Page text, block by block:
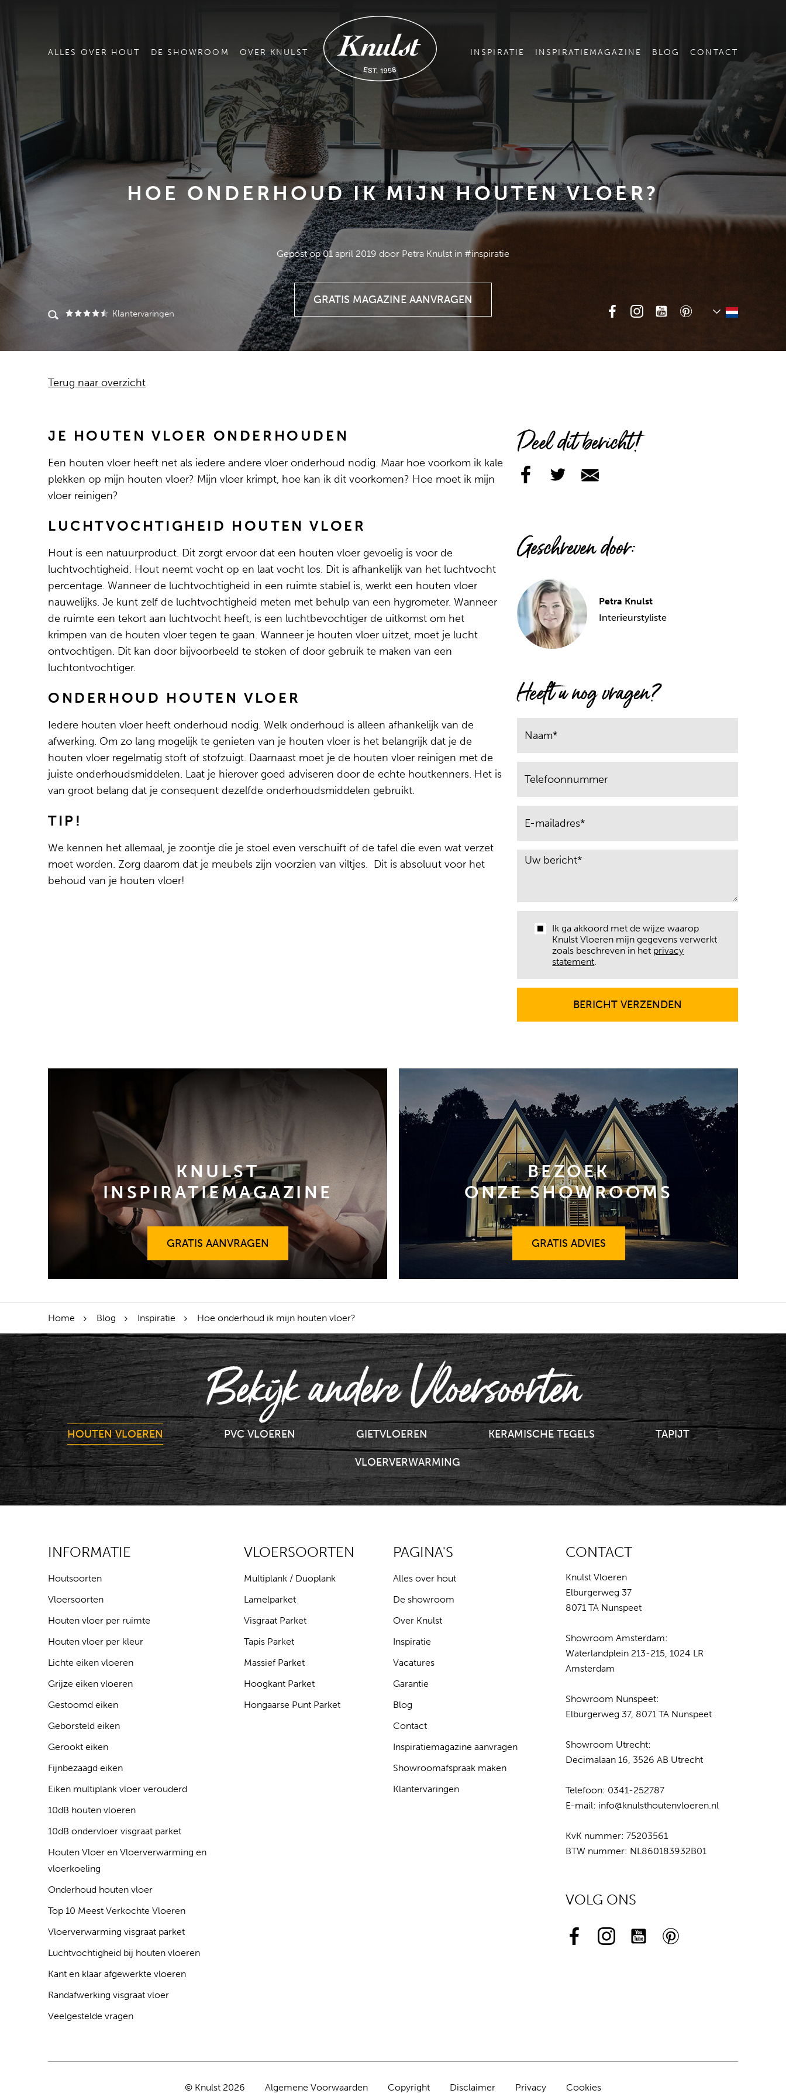
ALLES OVER HOUT DE SHOWROOM OVER KNULST INSPIRATIE INSPIRATIEMAGAZINE BLOG CONTACT
HOE ONDERHOUD IK MIJN HOUTEN VLOER?
Gepost op 01 april 2019 door Petra Knulst in #inspiratie
GRATIS MAGAZINE AANVRAGEN
GRATIS MAGAZINE AANVRAGEN
Klantervaringen
Terug naar overzicht
JE HOUTEN VLOER ONDERHOUDEN
Een houten vloer heeft net als iedere andere vloer onderhoud nodig. Maar hoe voorkom ik kale
plekken op mijn houten vloer? Mijn vloer krimpt, hoe kan ik dit voorkomen? Hoe moet ik mijn
vloer reinigen?
LUCHTVOCHTIGHEID HOUTEN VLOER
Hout is een natuurproduct. Dit zorgt ervoor dat een houten vloer gevoelig is voor de
luchtvochtigheid. Hout neemt vocht op en laat vocht los. Dit is afhankelijk van het luchtvocht
percentage. Wanneer de luchtvochtigheid in een ruimte stabiel is, werkt een houten vloer
nauwelijks. Je kunt zelf de luchtvochtigheid meten met behulp van een hygrometer. Wanneer
de ruimte een tekort aan luchtvocht heeft, is een luchtbevochtiger de uitkomst om het
krimpen van de houten vloer tegen te gaan. Wanneer je houten vloer uitzet, moet je lucht
ontvochtigen. Dit kan door bijvoorbeeld te stoken of door gebruik te maken van een
luchtontvochtiger.
ONDERHOUD HOUTEN VLOER
Iedere houten vloer heeft onderhoud nodig. Welk onderhoud is alleen afhankelijk van de
afwerking. Om zo lang mogelijk te genieten van je houten vloer is het belangrijk dat je de
houten vloer regelmatig stoft of stofzuigt. Daarnaast moet je de houten vloer reinigen met de
juiste onderhoudsmiddelen. Laat je hierover goed adviseren door de echte houtkenners. Het is
van groot belang dat je consequent dezelfde onderhoudsmiddelen gebruikt.
TIP!
We kennen het allemaal, je zoontje die je stoel even verschuift of de tafel die even wat verzet
moet worden. Zorg daarom dat je meubels zijn voorzien van viltjes. Dit is absoluut voor het
behoud van je houten vloer!
Deel dit bericht!
Geschreven door:
Petra Knulst
Interieurstyliste
Heeft u nog vragen?
Ik ga akkoord met de wijze waarop
Knulst Vloeren mijn gegevens verwerkt
zoals beschreven in het privacy
statement.
BERICHT VERZENDEN
BERICHT VERZENDEN
KNULST
INSPIRATIEMAGAZINE
GRATIS AANVRAGEN
GRATIS AANVRAGEN
BEZOEK
ONZE SHOWROOMS
GRATIS ADVIES
GRATIS ADVIES
Home Blog Inspiratie Hoe onderhoud ik mijn houten vloer?
Bekijk andere Vloersoorten
HOUTEN VLOEREN PVC VLOEREN GIETVLOEREN KERAMISCHE TEGELS TAPIJT
VLOERVERWARMING
INFORMATIE
Houtsoorten
Vloersoorten
Houten vloer per ruimte
Houten vloer per kleur
Lichte eiken vloeren
Grijze eiken vloeren
Gestoomd eiken
Geborsteld eiken
Gerookt eiken
Fijnbezaagd eiken
Eiken multiplank vloer verouderd
10dB houten vloeren
10dB ondervloer visgraat parket
Houten Vloer en Vloerverwarming en
vloerkoeling
Onderhoud houten vloer
Top 10 Meest Verkochte Vloeren
Vloerverwarming visgraat parket
Luchtvochtigheid bij houten vloeren
Kant en klaar afgewerkte vloeren
Randafwerking visgraat vloer
Veelgestelde vragen
VLOERSOORTEN
Multiplank / Duoplank
Lamelparket
Visgraat Parket
Tapis Parket
Massief Parket
Hoogkant Parket
Hongaarse Punt Parket
PAGINA'S
Alles over hout
De showroom
Over Knulst
Inspiratie
Vacatures
Garantie
Blog
Contact
Inspiratiemagazine aanvragen
Showroomafspraak maken
Klantervaringen
CONTACT
Knulst Vloeren
Elburgerweg 37
8071 TA Nunspeet
Showroom Amsterdam:
Waterlandplein 213-215, 1024 LR
Amsterdam
Showroom Nunspeet:
Elburgerweg 37, 8071 TA Nunspeet
Showroom Utrecht:
Decimalaan 16, 3526 AB Utrecht
Telefoon: 0341-252787
E-mail: info@knulsthoutenvloeren.nl
KvK nummer: 75203561
BTW nummer: NL860183932B01
VOLG ONS
© Knulst 2026 Algemene Voorwaarden Copyright Disclaimer Privacy Cookies